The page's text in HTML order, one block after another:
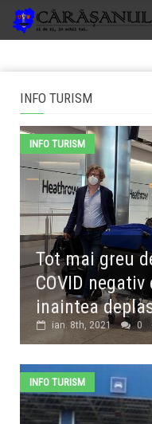
INFO TURISM
Tot mai greu
COVID
inaintea
INFO TURISM
ian. 8th, 2021 0
INFO TURISM